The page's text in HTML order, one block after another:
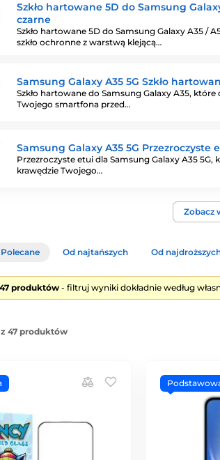
Szkło hartowane 5D do Samsung
czarne
Szkło hartowane 5D do Samsung Galaxy A35 /
szkło ochronne z warstwą klejącą…
Samsung Galaxy A35 5G Szkło
Szkło hartowane do Samsung Galaxy A35,
Twojego smartfona przed…
Samsung Galaxy A35 5G Przezroczyste
Przezroczyste etui dla Samsung Galaxy A35 5G,
krawędzie Twojego…
Zobacz
Polecane Od najtańszych Od
produktów - filtruj wyniki dokładnie według
47 produktów